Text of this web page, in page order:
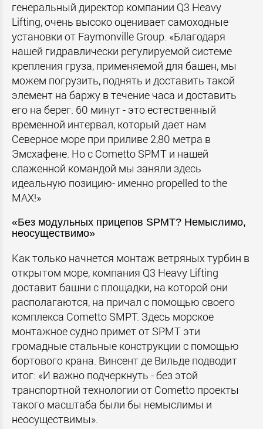
генеральный директор компании Q3 Heavy
Lifting, очень высоко оценивает самоходные
установки от Faymonville Group. «Благодаря
нашей гидравлически регулируемой системе
крепления груза, применяемой для башен, мы
можем погрузить, поднять и доставить такой
элемент на баржу в течение часа и доставить
его на берег. 60 минут - это естественный
временной интервал, который дает нам
Северное море при приливе 2,80 метра в
Эмсхафене. Но с Cometto SPMT и нашей
слаженной командой мы заняли здесь
идеальную позицию- именно propelled to the
MAX!»
«Без модульных прицепов SPMT? Немыслимо,
неосуществимо»
Как только начнется монтаж ветряных турбин в
открытом море, компания Q3 Heavy Lifting
доставит башни с площадки, на которой они
располагаются, на причал с помощью своего
комплекса Cometto SMPT. Здесь морское
монтажное судно примет от SPMT эти
громадные стальные конструкции с помощью
бортового крана. Винсент де Вильде подводит
итог: «И важно подчеркнуть - без этой
транспортной технологии от Cometto проекты
такого масштаба были бы немыслимы и
неосуществимы».